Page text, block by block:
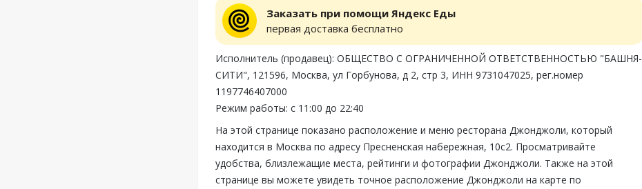
Заказать при помощи Яндекс Еды
первая доставка бесплатно
Исполнитель (продавец): ОБЩЕСТВО С ОГРАНИЧЕННОЙ ОТВЕТСТВЕННОСТЬЮ "БАШНЯ-
СИТИ", 121596, Москва, ул Горбунова, д 2, стр 3, ИНН 9731047025, рег.номер
1197746407000
Режим работы: с 11:00 до 22:40
На этой странице показано расположение и меню ресторана Джонджоли, который
находится в Москва по адресу Пресненская набережная, 10с2. Просматривайте
удобства, близлежащие места, рейтинги и фотографии Джонджоли. Также на этой
странице вы можете увидеть точное расположение Джонджоли на карте по